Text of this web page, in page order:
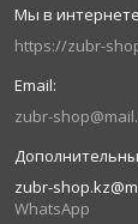
https://zubr-
zubr-
zubr-
WhatsApp